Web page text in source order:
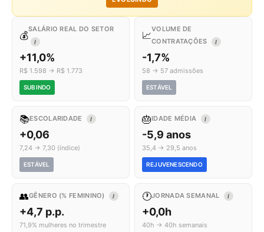
💰
SALÁRIO REAL DO SETOR
I
+11,0%
R$ 1.598 → R$ 1.773
SUBINDO
📈
VOLUME DE
CONTRATAÇÕES
I
-1,7%
58 → 57 admissões
ESTÁVEL
📚ESCOLARIDADE I
+0,06
7,24 → 7,30 (índice)
ESTÁVEL
🎂IDADE MÉDIA I
-5,9 anos
35,4 → 29,5 anos
REJUVENESCENDO
👥GÊNERO (% FEMININO) I
+4,7 p.p.
71,9% mulheres no trimestre
🕐JORNADA SEMANAL I
+0,0h
40h → 40h semanais